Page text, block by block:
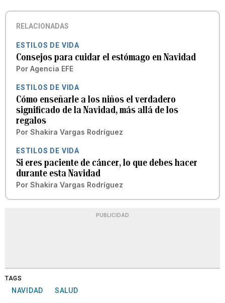
RELACIONADAS
ESTILOS DE VIDA
Consejos para cuidar el estómago en Navidad
Por Agencia EFE
ESTILOS DE VIDA
Cómo enseñarle a los niños el verdadero
significado de la Navidad, más allá de los
regalos
Por Shakira Vargas Rodríguez
ESTILOS DE VIDA
Si eres paciente de cáncer, lo que debes hacer
durante esta Navidad
Por Shakira Vargas Rodríguez
PUBLICIDAD
TAGS
NAVIDAD SALUD